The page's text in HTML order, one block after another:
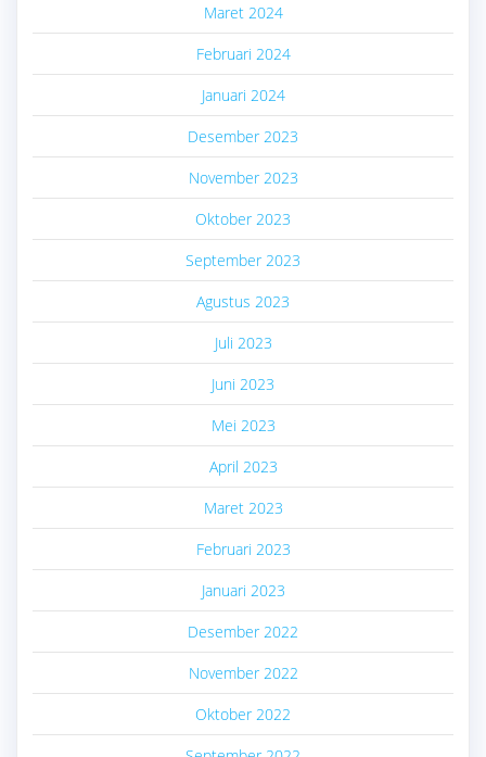
Maret 2024
Februari 2024
Januari 2024
Desember 2023
November 2023
Oktober 2023
September 2023
Agustus 2023
Juli 2023
Juni 2023
Mei 2023
April 2023
Maret 2023
Februari 2023
Januari 2023
Desember 2022
November 2022
Oktober 2022